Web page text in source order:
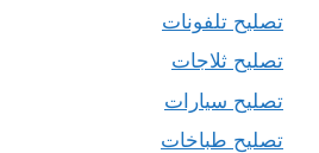
تصليح تلفونات
تصليح ثلاجات
تصليح سيارات
تصليح طباخات